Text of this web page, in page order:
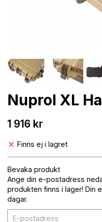
Nuprol XL
1 916 kr
Finns ej i lagret
Bevaka produkt
Ange din e-postadress
produkten finns i lager! Din
dagar.